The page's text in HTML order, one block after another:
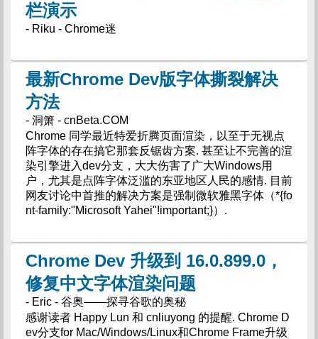
栏演示
- Riku - Chrome迷
最新Chrome Dev版字体撕裂解决
方法
- 洞箫 - cnBeta.COM
Chrome 同学最近特爱折腾页面渲染，以至于无视点
阵字体的存在搞它那套反锯齿方案. 甚至让不完善的渲
染引擎进入dev分支，大大伤害了广大Windows用
户，尤其是点阵字体泛滥的东亚地区人民的感情. 目前
网友讨论中首推的解决方案是强制微软雅黑字体（*{fo
nt-family:"Microsoft Yahei"!important;}）.
Chrome Dev 升级到 16.0.899.0，
修复中文字体渲染问题
- Eric - 谷奥——探寻谷歌的奥秘
感谢读者 Happy Lun 和 cnliuyong 的提醒. Chrome D
ev分支for Mac/Windows/Linux和Chrome Frame升级